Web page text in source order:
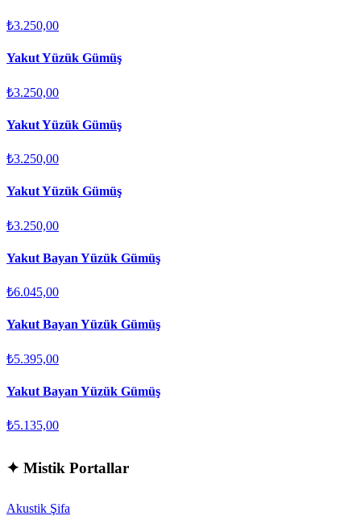
₺3.250,00
Yakut Yüzük Gümüş
₺3.250,00
Yakut Yüzük Gümüş
₺3.250,00
Yakut Yüzük Gümüş
₺3.250,00
Yakut Bayan Yüzük Gümüş
₺6.045,00
Yakut Bayan Yüzük Gümüş
₺5.395,00
Yakut Bayan Yüzük Gümüş
₺5.135,00
✦ Mistik Portallar
Akustik Şifa